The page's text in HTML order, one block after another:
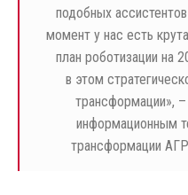
подобных
момент у нас есть
план роботизации на
в этом
трансформации»,
информационным
трансформации